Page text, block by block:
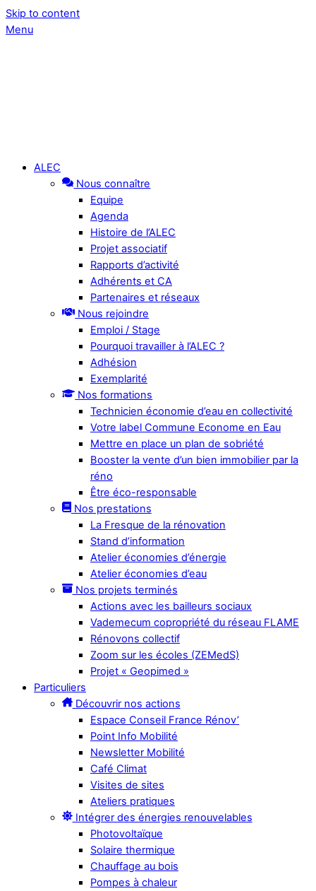
Skip to content
Menu
ALEC
Nous connaître
Equipe
Agenda
Histoire de l’ALEC
Projet associatif
Rapports d’activité
Adhérents et CA
Partenaires et réseaux
Nous rejoindre
Emploi / Stage
Pourquoi travailler à l’ALEC ?
Adhésion
Exemplarité
Nos formations
Technicien économie d’eau en collectivité
Votre label Commune Econome en Eau
Mettre en place un plan de sobriété
Booster la vente d’un bien immobilier par la
réno
Être éco-responsable
Nos prestations
La Fresque de la rénovation
Stand d’information
Atelier économies d’énergie
Atelier économies d’eau
Nos projets terminés
Actions avec les bailleurs sociaux
Vademecum copropriété du réseau FLAME
Rénovons collectif
Zoom sur les écoles (ZEMedS)
Projet « Geopimed »
Particuliers
Découvrir nos actions
Espace Conseil France Rénov’
Point Info Mobilité
Newsletter Mobilité
Café Climat
Visites de sites
Ateliers pratiques
Intégrer des énergies renouvelables
Photovoltaïque
Solaire thermique
Chauffage au bois
Pompes à chaleur